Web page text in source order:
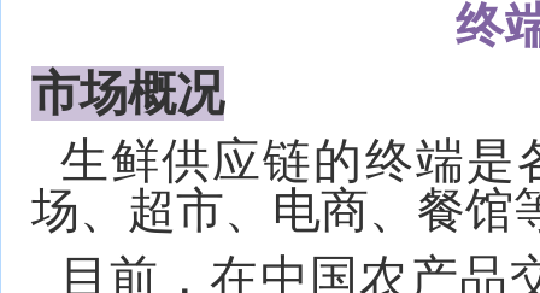
终
市场概况
生鲜供应链的终端是
场、超市、电商、餐馆
目前，在中国农产品